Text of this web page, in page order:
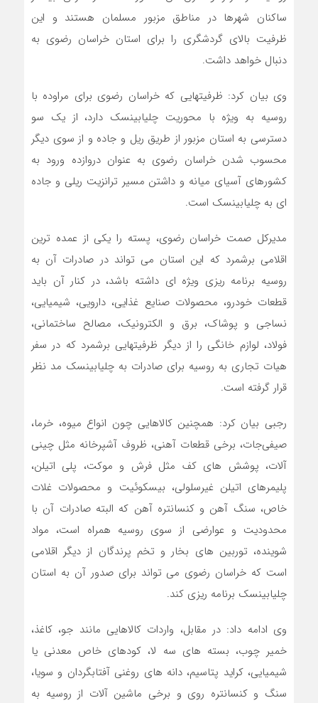
ساکنان شهرها در مناطق مزبور مسلمان هستند و این
ظرفیت بالای گردشگری را برای استان خراسان رضوی به
دنبال خواهد داشت.
وی بیان کرد: ظرفیتهایی که خراسان رضوی برای مراوده با
روسیه به ویژه با محوریت چلیابینسک دارد، از یک سو
دسترسی به استان مزبور از طریق ریل و جاده و از سوی دیگر
محسوب شدن خراسان رضوی به عنوان دروازده ورود به
کشورهای آسیای میانه و داشتن مسیر ترانزیت ریلی و جاده
ای به چلیابینسک است.
مدیرکل صمت خراسان رضوی، پسته را یکی از عمده ترین
اقلامی برشمرد که این استان می تواند در صادرات آن به
روسیه برنامه ریزی ویژه ای داشته باشد، در کنار آن باید
قطعات خودرو، محصولات صنایع غذایی، دارویی، شیمیایی،
نساجی و پوشاک، برق و الکترونیک، مصالح ساختمانی،
فولاد، لوازم خانگی را از دیگر ظرفیتهایی برشمرد که در سفر
هیات تجاری به روسیه برای صادرات به چلیابینسک مد نظر
قرار گرفته است.
رجبی بیان کرد: همچنین کالاهایی چون انواع میوه، خرما،
صیفی‌جات، برخی قطعات آهنی، ظروف آشپرخانه مثل چینی
آلات، پوشش های کف مثل فرش و موکت، پلی اتیلن،
پلیمرهای اتیلن غیرسلولی، بیسکوئیت و محصولات غلات
خاص، سنگ آهن و کنسانتره آهن که البته صادرات آن با
محدودیت و عوارضی از سوی روسیه همراه است، مواد
شوینده، توربین های بخار و تخم پرندگان از دیگر اقلامی
است که خراسان رضوی می تواند برای صدور آن به استان
چلیابینسک برنامه ریزی کند.
وی ادامه داد: در مقابل، واردات کالاهایی مانند جو، کاغذ،
خمیر چوب، بسته های سه لا، کودهای خاص معدنی یا
شیمیایی، کراید پتاسیم، دانه های روغنی آفتابگردان و سویا،
سنگ و کنسانتره روی و برخی ماشین آلات از روسیه به